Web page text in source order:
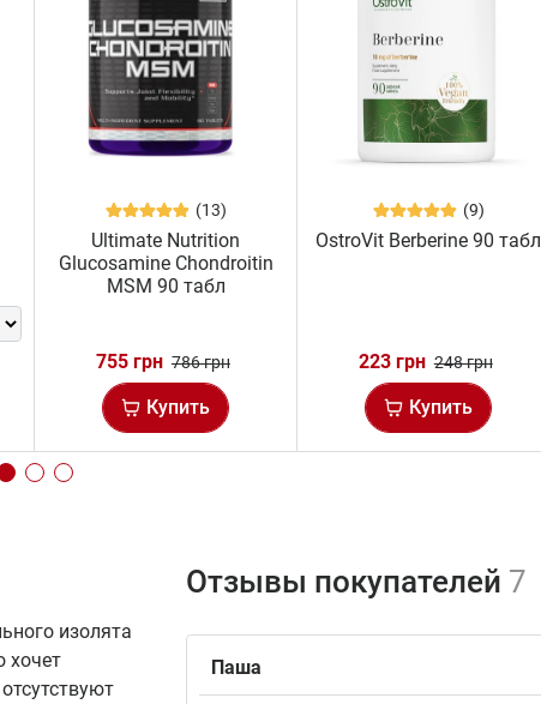
(13)
Ultimate Nutrition
Glucosamine Chondroitin
MSM 90 табл
755 грн 786 грн
Купить
(9)
OstroVit Berberine 90 табл
223 грн 248 грн
Купить
изолята
хочет
Отзывы покупателей 7
Паша